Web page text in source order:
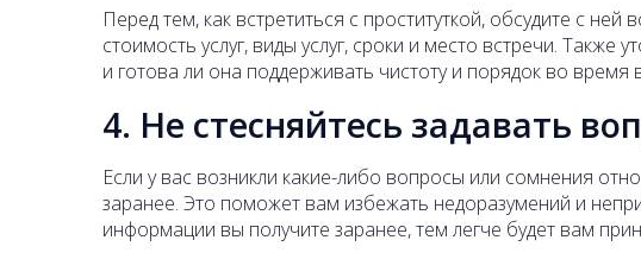
Перед тем, как встретиться с проституткой, обсудите с
стоимость услуг, виды услуг, сроки и место встречи.
и готова ли она поддерживать чистоту и порядок во время
4. Не стесняйтесь задавать
Если у вас возникли какие-либо вопросы или сомнения
заранее. Это поможет вам избежать недоразумений и
информации вы получите заранее, тем легче будет вам